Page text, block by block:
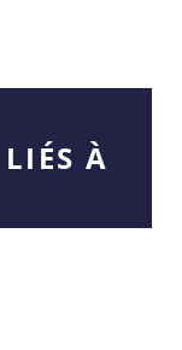
LIÉS À